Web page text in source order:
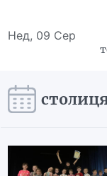
Нед, 09 Сер